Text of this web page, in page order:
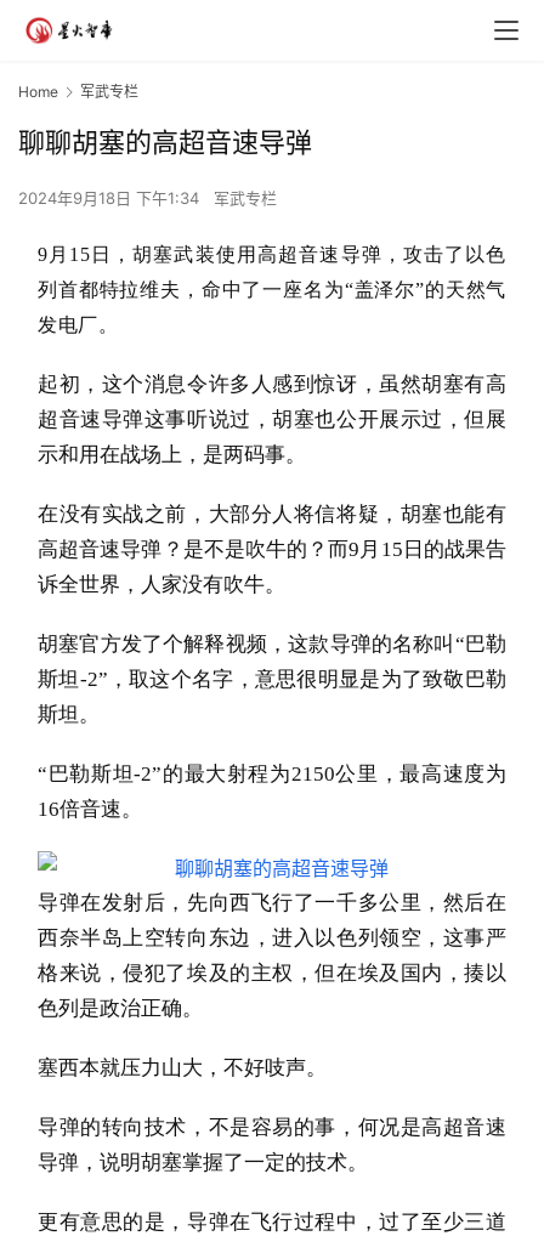
Home 军武专栏
聊聊胡塞的高超音速导弹
2024年9月18日 下午1:34 军武专栏
9月15日，胡塞武装使用高超音速导弹，攻击了以色
列首都特拉维夫，命中了一座名为“盖泽尔”的天然气
发电厂。
起初，这个消息令许多人感到惊讶，虽然胡塞有高
超音速导弹这事听说过，胡塞也公开展示过，但展
示和用在战场上，是两码事。
在没有实战之前，大部分人将信将疑，胡塞也能有
高超音速导弹？是不是吹牛的？而9月15日的战果告
诉全世界，人家没有吹牛。
胡塞官方发了个解释视频，这款导弹的名称叫“巴勒
斯坦-2”，取这个名字，意思很明显是为了致敬巴勒
斯坦。
“巴勒斯坦-2”的最大射程为2150公里，最高速度为
16倍音速。
导弹在发射后，先向西飞行了一千多公里，然后在
西奈半岛上空转向东边，进入以色列领空，这事严
格来说，侵犯了埃及的主权，但在埃及国内，揍以
色列是政治正确。
塞西本就压力山大，不好吱声。
导弹的转向技术，不是容易的事，何况是高超音速
导弹，说明胡塞掌握了一定的技术。
更有意思的是，导弹在飞行过程中，过了至少三道